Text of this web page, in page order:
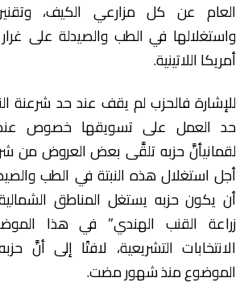
العام عن كل مزارعي الكيف،
واستغلالها في الطب والصيدلة على
أمريكا اللاتينية.
للإشارة فالحزب لم يقف عند حد شرعنة
حد العمل على تسويقها خصوص
لقمانيأنَّ حزبه تلقَّى بعض العروض من
أجل استغلال هذه النبتة في الطب
أن يكون حزبه يستغل المناطق
زراعة القنب الهندي” في هذا
الانتخابات التشريعية، لافتًا إلى أنَّ
الموضوع منذ شهور مضت.